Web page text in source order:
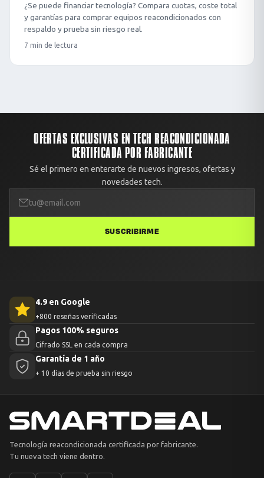
¿Se puede financiar tecnología? Compara cuotas, coste total
y garantías para comprar equipos reacondicionados con
respaldo y prueba sin riesgo real.
7 min de lectura
OFERTAS EXCLUSIVAS EN TECH REACONDICIONADA
CERTIFICADA POR FABRICANTE
Sé el primero en enterarte de nuevos ingresos, ofertas y
novedades tech.
SUSCRIBIRME
4.9 en Google
+800 reseñas verificadas
Pagos 100% seguros
Cifrado SSL en cada compra
Garantía de 1 año
+ 10 días de prueba sin riesgo
Tecnología reacondicionada certificada por fabricante.
Tu nueva tech viene dentro.